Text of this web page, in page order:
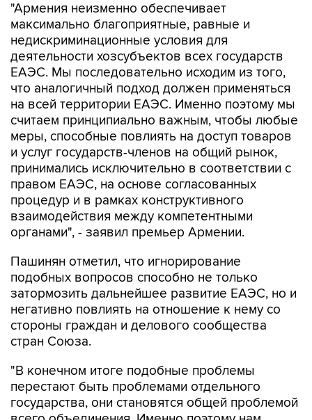
"Армения неизменно обеспечивает
максимально благоприятные, равные и
недискриминационные условия для
деятельности хозсубъектов всех государств
ЕАЭС. Мы последовательно исходим из того,
что аналогичный подход должен применяться
на всей территории ЕАЭС. Именно поэтому мы
считаем принципиально важным, чтобы любые
меры, способные повлиять на доступ товаров
и услуг государств-членов на общий рынок,
принимались исключительно в соответствии с
правом ЕАЭС, на основе согласованных
процедур и в рамках конструктивного
взаимодействия между компетентными
органами", - заявил премьер Армении.
Пашинян отметил, что игнорирование
подобных вопросов способно не только
затормозить дальнейшее развитие ЕАЭС, но и
негативно повлиять на отношение к нему со
стороны граждан и делового сообщества
стран Союза.
"В конечном итоге подобные проблемы
перестают быть проблемами отдельного
государства, они становятся общей проблемой